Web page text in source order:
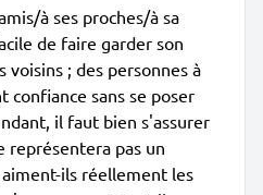
à ses proches/à sa
de faire garder son
voisins ; des personnes à
sans se poser
il faut bien s'assurer
représentera pas un
ils réellement les